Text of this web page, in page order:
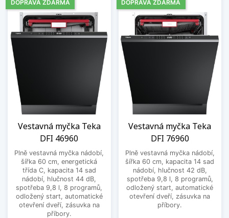
každodenní používání.
Zobrazit méně
Vestavná myčka Teka
DFI 46960
Plně vestavná myčka nádobí,
šířka 60 cm, energetická
třída C, kapacita 14 sad
nádobí, hlučnost 44 dB,
spotřeba 9,8 l, 8 programů,
odložený start, automatické
otevření dveří, zásuvka na
příbory.
DOPRAVA ZDARMA
Vestavná myčka Teka
DFI 76960
Plně vestavná myčka nádobí,
šířka 60 cm, kapacita 14 sad
nádobí, hlučnost 42 dB,
spotřeba 9,8 l, 8 programů,
odložený start, automatické
otevření dveří, zásuvka na
příbory.
DOPRAVA ZDARMA